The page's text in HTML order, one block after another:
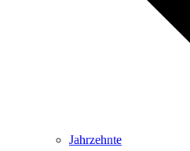
Jahrzehnte